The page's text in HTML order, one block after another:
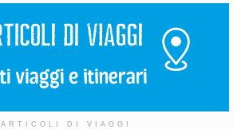
ARTICOLI DI VIAGGI